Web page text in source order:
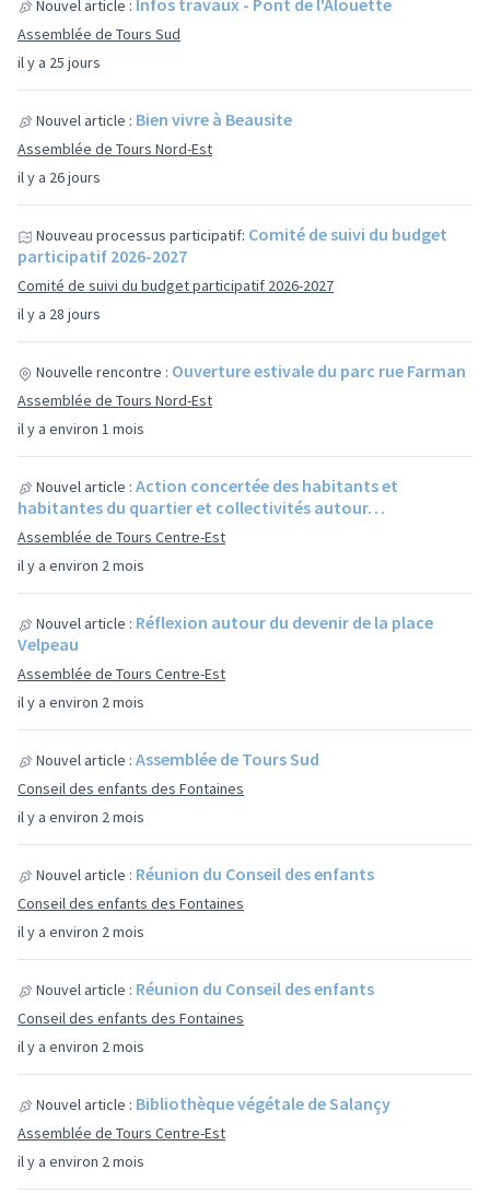
il y a 25 jours
Nouvel article : Infos travaux - Pont de l'Alouette
Assemblée de Tours Sud
il y a 26 jours
Nouvel article : Bien vivre à Beausite
Assemblée de Tours Nord-Est
il y a 28 jours
Nouveau processus participatif: Comité de suivi du budget
participatif 2026-2027
Comité de suivi du budget participatif 2026-2027
il y a environ 1 mois
Nouvelle rencontre : Ouverture estivale du parc rue Farman
Assemblée de Tours Nord-Est
il y a environ 2 mois
Nouvel article : Action concertée des habitants et
habitantes du quartier et collectivités autour…
Assemblée de Tours Centre-Est
il y a environ 2 mois
Nouvel article : Réflexion autour du devenir de la place
Velpeau
Assemblée de Tours Centre-Est
il y a environ 2 mois
Nouvel article : Assemblée de Tours Sud
Conseil des enfants des Fontaines
il y a environ 2 mois
Nouvel article : Réunion du Conseil des enfants
Conseil des enfants des Fontaines
il y a environ 2 mois
Nouvel article : Réunion du Conseil des enfants
Conseil des enfants des Fontaines
il y a environ 2 mois
Nouvel article : Bibliothèque végétale de Salançy
Assemblée de Tours Centre-Est